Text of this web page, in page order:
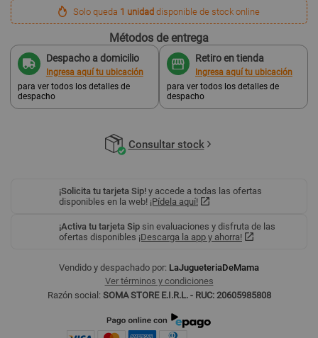
Solo queda 1 unidad disponible de stock online
Métodos de entrega
Despacho a domicilio
Ingresa aquí tu ubicación
para ver todos los detalles de
despacho
Retiro en tienda
Ingresa aquí tu ubicación
para ver todos los detalles de
despacho
Consultar stock
¡Solicita tu tarjeta Sip! y accede a todas las ofertas
disponibles en la web! ¡Pídela aquí!
¡Activa tu tarjeta Sip sin evaluaciones y disfruta de las
ofertas disponibles ¡Descarga la app y ahorra!
Vendido y despachado por: LaJugueteriaDeMama
Ver términos y condiciones
Razón social: SOMA STORE E.I.R.L. - RUC: 20605985808